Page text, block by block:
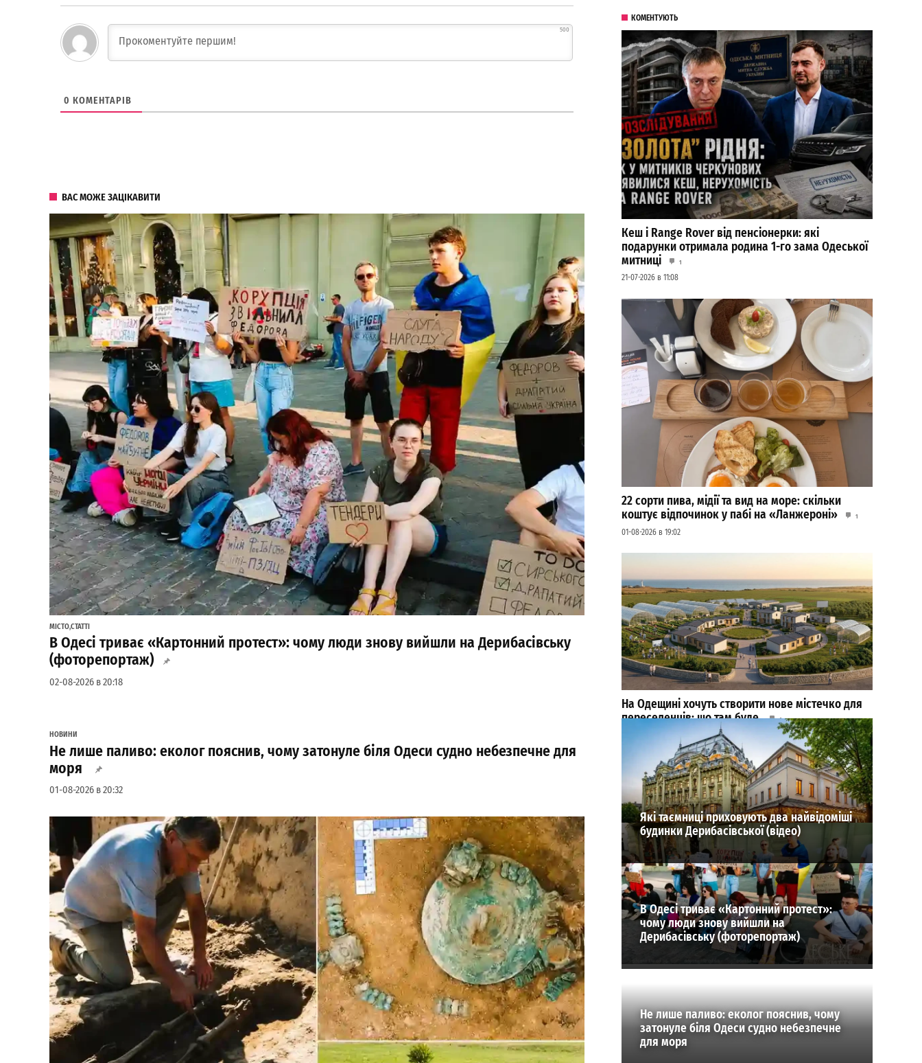
500
0 КОМЕНТАРІВ
ВАС МОЖЕ ЗАЦІКАВИТИ
МІСТО,СТАТТІ
В Одесі триває «Картонний протест»: чому люди знову вийшли на Дерибасівську
(фоторепортаж)
02-08-2026 в 20:18
НОВИНИ
Не лише паливо: еколог пояснив, чому затонуле біля Одеси судно небезпечне для
моря
01-08-2026 в 20:32
КОМЕНТУЮТЬ
Кеш і Range Rover від пенсіонерки: які
подарунки отримала родина 1-го зама Одеської
митниці
1
21-07-2026 в 11:08
22 сорти пива, мідії та вид на море: скільки
коштує відпочинок у пабі на «Ланжероні»
1
01-08-2026 в 19:02
На Одещині хочуть створити нове містечко для
переселенців: що там буде
1
27-07-2026 в 19:31
ВИБІР РЕДАКЦІЇ
Які таємниці приховують два найвідоміші
будинки Дерибасівської (відео)
В Одесі триває «Картонний протест»:
чому люди знову вийшли на
Дерибасівську (фоторепортаж)
Не лише паливо: еколог пояснив, чому
затонуле біля Одеси судно небезпечне
для моря